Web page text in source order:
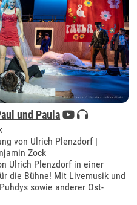
und Paula
von Ulrich Plenzdorf |
Zock
Ulrich Plenzdorf in einer
die Bühne! Mit Livemusik und
sowie anderer Ost-